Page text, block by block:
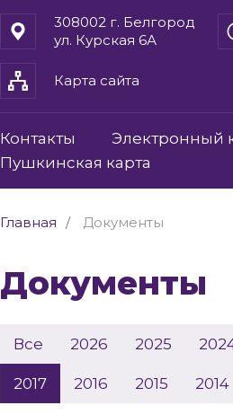
308002 г. Белгород
ул. Курская 6А
Карта сайта
Контакты Электронный
Пушкинская карта
Главная Документы
Документы
Все 2026 2025
2017 2016 2015 2014